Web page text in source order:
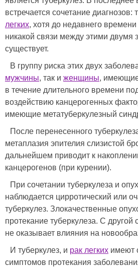
встречается сочетание диагнозов:
легких, хотя до недавнего времени
никакой связи между этими двумя
существует.
В группу риска этих двух
мужчины, так и женщины, имеющие
в течение длительного времени
воздействию канцерогенных
имеющие метатуберкулезный
После перенесенного
метаплазия эпителия слизистой
дальнейшем приводит к
канцерогенов (при курении).
При сочетании туберкулеза и
наблюдается цирротический или
туберкулез. Злокачественные
протекание туберкулеза. С другой
не оказывает влияния на
И туберкулез, и рак легких имеют
симптомов протекания